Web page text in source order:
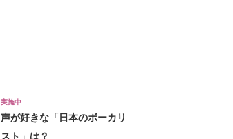
実施中
声が好きな「日本のボーカリ
スト」は？